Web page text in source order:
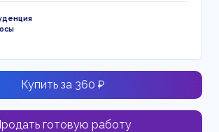
Купить за 360 ₽
готовую работу